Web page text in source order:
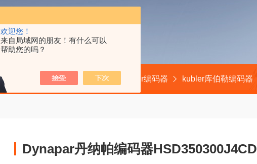
欢迎您！
来自局域网的朋友！有什么可以
帮助您的吗？
首页 产品中心 kubler编码器 kubler库伯勒编码器
Dynapar丹纳帕编码器HSD350300J4CD